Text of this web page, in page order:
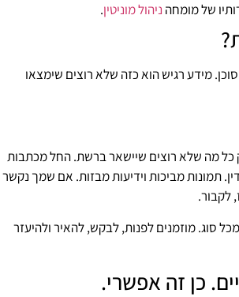
של מומחה ניהול מוניטין.
מידע רגיש הוא כזה שלא רוצים שימצאו
כל מה שלא רוצים שיישאר ברשת. החל מכתבות
תמונות מביכות וידיעות מבזות. אם שמך נקשר
לקבור.
סוג. מוזמנים לפנות, לבקש, להאיר ולהיעזר
כן זה אפשרי.